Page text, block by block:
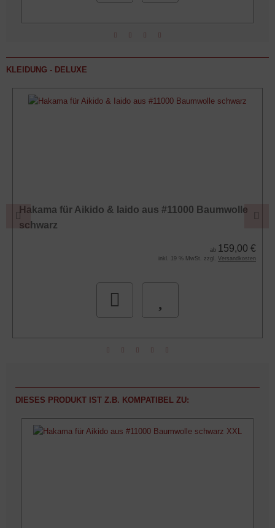
KLEIDUNG - DELUXE
Hakama für Aikido & Iaido aus #11000 Baumwolle
schwarz
ab 159,00 €
inkl. 19 % MwSt. zzgl. Versandkosten
DIESES PRODUKT IST Z.B. KOMPATIBEL ZU: